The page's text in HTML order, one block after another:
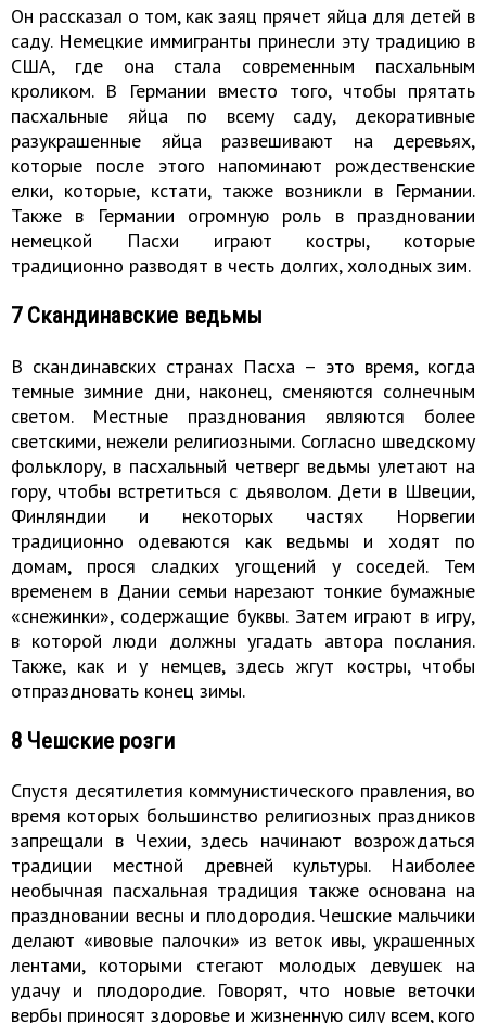
Он рассказал о том, как заяц прячет яйца для детей в
саду. Немецкие иммигранты принесли эту традицию в
США, где она стала современным пасхальным
кроликом. В Германии вместо того, чтобы прятать
пасхальные яйца по всему саду, декоративные
разукрашенные яйца развешивают на деревьях,
которые после этого напоминают рождественские
елки, которые, кстати, также возникли в Германии.
Также в Германии огромную роль в праздновании
немецкой Пасхи играют костры, которые
традиционно разводят в честь долгих, холодных зим.
7 Скандинавские ведьмы
В скандинавских странах Пасха – это время, когда
темные зимние дни, наконец, сменяются солнечным
светом. Местные празднования являются более
светскими, нежели религиозными. Согласно шведскому
фольклору, в пасхальный четверг ведьмы улетают на
гору, чтобы встретиться с дьяволом. Дети в Швеции,
Финляндии и некоторых частях Норвегии
традиционно одеваются как ведьмы и ходят по
домам, прося сладких угощений у соседей. Тем
временем в Дании семьи нарезают тонкие бумажные
«снежинки», содержащие буквы. Затем играют в игру,
в которой люди должны угадать автора послания.
Также, как и у немцев, здесь жгут костры, чтобы
отпраздновать конец зимы.
8 Чешские розги
Спустя десятилетия коммунистического правления, во
время которых большинство религиозных праздников
запрещали в Чехии, здесь начинают возрождаться
традиции местной древней культуры. Наиболее
необычная пасхальная традиция также основана на
праздновании весны и плодородия. Чешские мальчики
делают «ивовые палочки» из веток ивы, украшенных
лентами, которыми стегают молодых девушек на
удачу и плодородие. Говорят, что новые веточки
вербы приносят здоровье и жизненную силу всем, кого